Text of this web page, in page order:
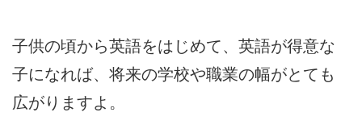
子供の頃から英語をはじめて、英語が得意な
子になれば、将来の学校や職業の幅がとても
広がりますよ。